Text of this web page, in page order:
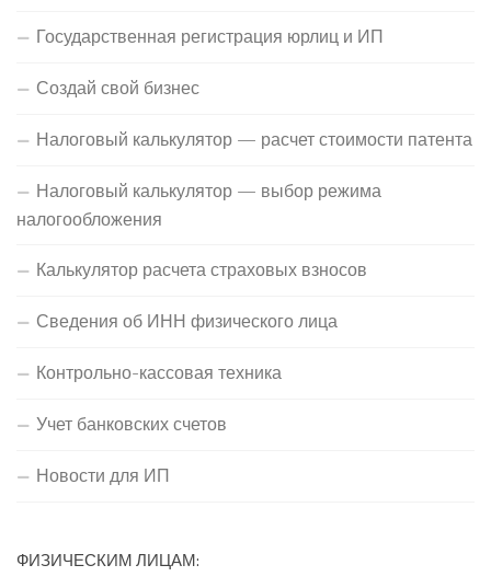
Государственная регистрация юрлиц и ИП
Создай свой бизнес
Налоговый калькулятор — расчет стоимости патента
Налоговый калькулятор — выбор режима
налогообложения
Калькулятор расчета страховых взносов
Сведения об ИНН физического лица
Контрольно-кассовая техника
Учет банковских счетов
Новости для ИП
ФИЗИЧЕСКИМ ЛИЦАМ: